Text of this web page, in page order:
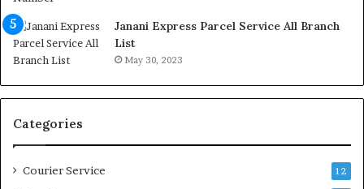
Janani Express Parcel Service All Branch
List
May 30, 2023
Categories
Courier Service 12